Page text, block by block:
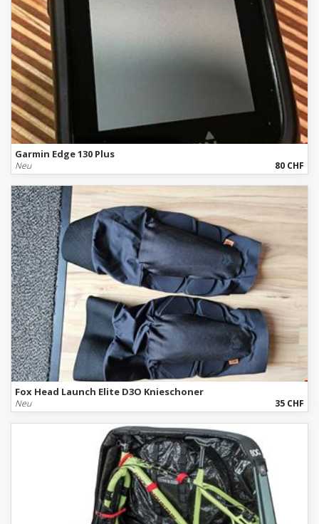
Garmin Edge 130 Plus
Neu 80 CHF
Fox Head Launch Elite D3O Knieschoner
Neu 35 CHF